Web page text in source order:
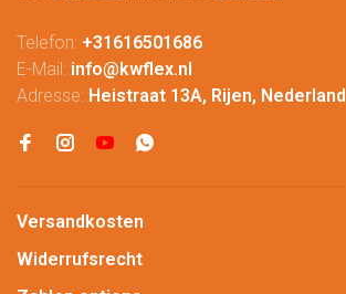
Telefon: +31616501686
E-Mail: info@kwflex.nl
Adresse: Heistraat 13A, Rijen, Nederland
Versandkosten
Widerrufsrecht